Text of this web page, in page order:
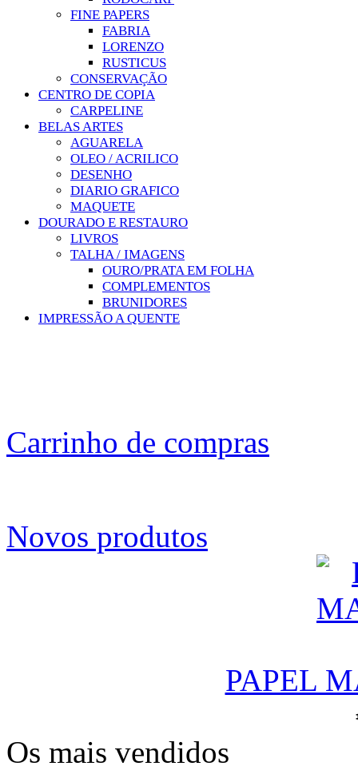
FINE PAPERS
FABRIA
LORENZO
RUSTICUS
CONSERVAÇÃO
CENTRO DE COPIA
CARPELINE
BELAS ARTES
AGUARELA
OLEO / ACRILICO
DESENHO
DIARIO GRAFICO
MAQUETE
DOURADO E RESTAURO
LIVROS
TALHA / IMAGENS
OURO/PRATA EM FOLHA
COMPLEMENTOS
BRUNIDORES
IMPRESSÃO A QUENTE
Carrinho de compras
Novos produtos
PAPEL
Os mais vendidos